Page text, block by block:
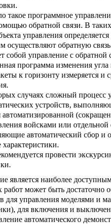
такое программное
обратной связи. В
управления
осущест­вляют обратную
собой управление с
программа изменения
к горизонту измеряется и
случаях сложный процесс
устройств,
автоматизированной
войска­ми или
автоматический сбор
провести
является наиболее
может быть достаточно
для управления моделями и
для включения и
автоматического